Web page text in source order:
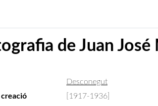
de Juan José
Desconegut
creació
[1917-1936]